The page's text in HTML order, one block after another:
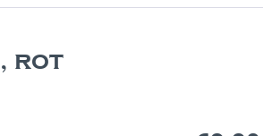
rot